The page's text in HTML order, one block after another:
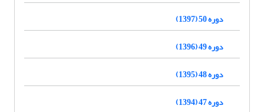
دوره 50 (1397)
دوره 49 (1396)
دوره 48 (1395)
دوره 47 (1394)